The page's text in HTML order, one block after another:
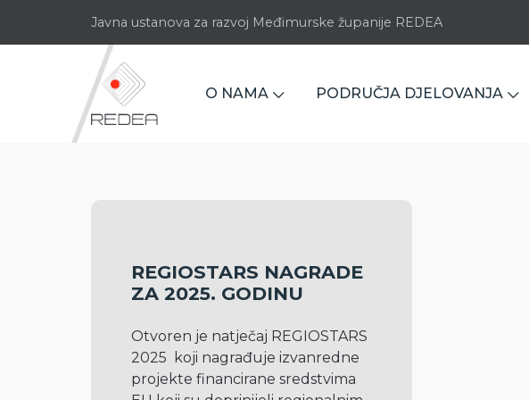
Javna ustanova za razvoj Međimurske županije REDEA
O NAMA PODRUČJA DJELOVANJA
REGIOSTARS NAGRADE
ZA 2025. GODINU
Otvoren je natječaj REGIOSTARS
2025  koji nagrađuje izvanredne
projekte financirane sredstvima